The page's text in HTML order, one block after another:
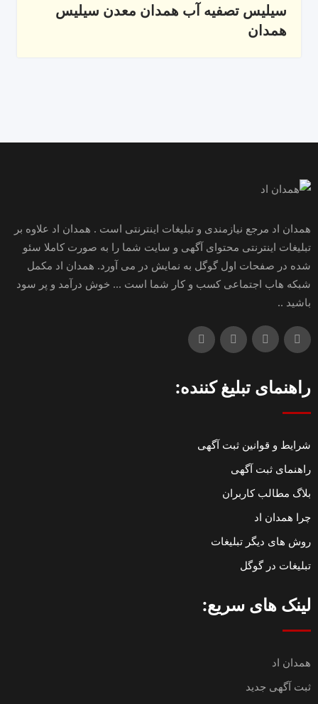
سیلیس تصفیه آب همدان معدن سیلیس
همدان
همدان اد مرجع نیازمندی و تبلیغات اینترنتی است . همدان اد علاوه بر
تبلیغات اینترنتی محتوای آگهی و سایت شما را به صورت کاملا سئو
شده در صفحات اول گوگل به نمایش در می آورد. همدان اد مکمل
شبکه هاب اجتماعی کسب و کار شما است ... خوش درآمد و پر سود
باشید ..
راهنمای تبلیغ کننده:
شرایط و قوانین ثبت آگهی
راهنمای ثبت آگهی
بلاگ مطالب کاربران
چرا همدان اد
روش های دیگر تبلیغات
تبلیغات در گوگل
لینک های سریع:
همدان اد
ثبت آگهی جدید